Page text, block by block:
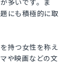
多いです。ま
にも積極的に取
持つ女性を称え
や映画などの文